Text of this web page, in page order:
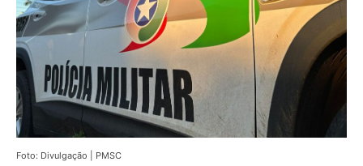
Foto: Divulgação | PMSC